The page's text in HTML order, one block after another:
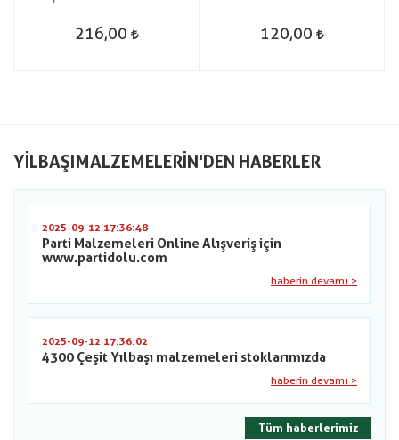
216,00 120,00
YILBAŞIMALZEMELERIN'DEN HABERLER
2025-09-12 17:36:48
Parti Malzemeleri Online Alışveriş için
www.partidolu.com
haberin devamı >
2025-09-12 17:36:02
4300 Çeşit Yılbaşı malzemeleri stoklarımızda
haberin devamı >
Tüm haberlerimiz